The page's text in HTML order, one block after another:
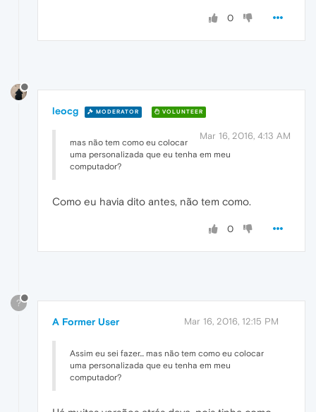
0
leocg MODERATOR VOLUNTEER
Mar 16, 2016, 4:13 AM
mas não tem como eu colocar
uma personalizada que eu tenha em meu
computador?
Como eu havia dito antes, não tem como.
0
?
A Former User Mar 16, 2016, 12:15 PM
Assim eu sei fazer... mas não tem como eu colocar
uma personalizada que eu tenha em meu
computador?